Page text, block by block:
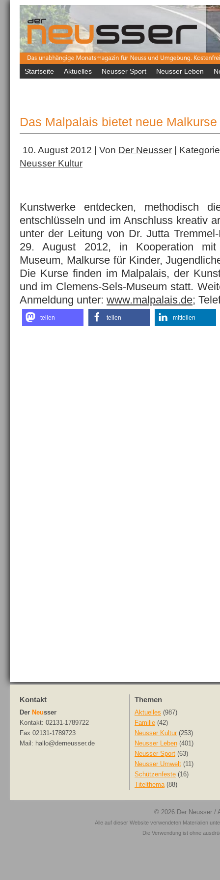
Startseite Aktuelles Neusser Sport Neusser Leben
Das Malpalais bietet neue Malkurse
10. August 2012 | Von Der Neusser |
Neusser Kultur
Kunstwerke entdecken, methodisch
entschlüsseln und im Anschluss kreativ
unter der Leitung von Dr. Jutta
29. August 2012, in Kooperation mit
Museum, Malkurse für Kinder,
Die Kurse finden im Malpalais, der
und im Clemens-Sels-Museum statt.
Anmeldung unter: www.malpalais.de;
teilen teilen mitteilen
Kontakt
Der Neusser
Kontakt: 02131-1789722
Fax 02131-1789723
Mail: hallo@derneusser.de
Themen
Aktuelles (987)
Familie (42)
Neusser Kultur (253)
Neusser Leben (401)
Neusser Sport (63)
Neusser Umwelt (11)
Schützenfeste (16)
Titelthema(88)
© 2026 Der Neusser /
Alle auf dieser Website verwendeten Materialien
Die Verwendung ist ohne